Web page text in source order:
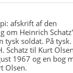
afskrift af den
om Heinrich Schatz'
tysk soldat. På tysk.
Schatz til Kurt
1967 og en bog
Olsen.